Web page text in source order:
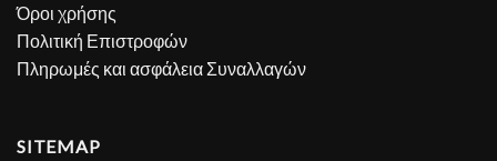
Όροι χρήσης
Πολιτική Επιστροφών
Πληρωμές και ασφάλεια Συναλλαγών
SITEMAP